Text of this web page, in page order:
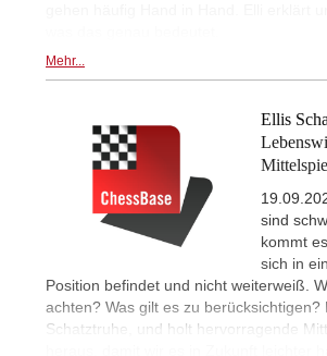
Mehr...
Ellis
sind
kommt
sich in
Position befindet und nicht weiterweiß.
achten? Was gilt es zu berücksichtigen?
Schatztruhe, und holt hervorragende